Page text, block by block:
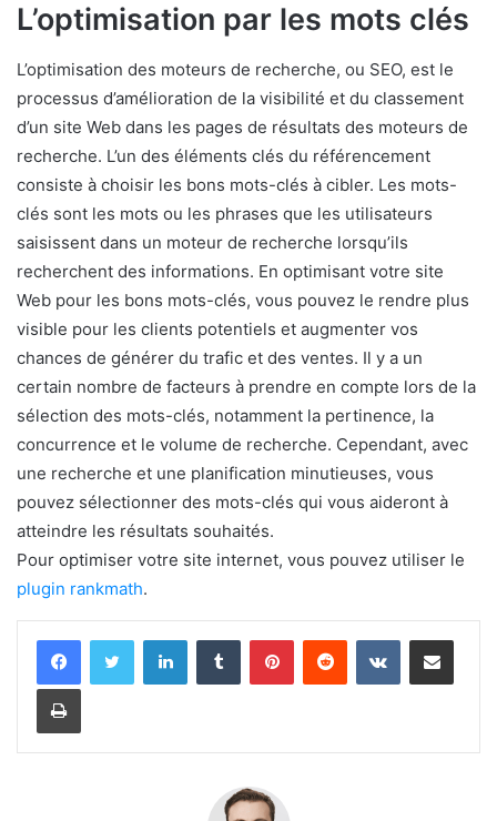
L’optimisation par les mots clés
L’optimisation des moteurs de recherche, ou SEO, est le
processus d’amélioration de la visibilité et du classement
d’un site Web dans les pages de résultats des moteurs de
recherche. L’un des éléments clés du référencement
consiste à choisir les bons mots-clés à cibler. Les mots-
clés sont les mots ou les phrases que les utilisateurs
saisissent dans un moteur de recherche lorsqu’ils
recherchent des informations. En optimisant votre site
Web pour les bons mots-clés, vous pouvez le rendre plus
visible pour les clients potentiels et augmenter vos
chances de générer du trafic et des ventes. Il y a un
certain nombre de facteurs à prendre en compte lors de la
sélection des mots-clés, notamment la pertinence, la
concurrence et le volume de recherche. Cependant, avec
une recherche et une planification minutieuses, vous
pouvez sélectionner des mots-clés qui vous aideront à
atteindre les résultats souhaités.
Pour optimiser votre site internet, vous pouvez utiliser le
plugin rankmath.
LinkedinTumblr PinterestReddit VKontaktePartager par email
Imprimer